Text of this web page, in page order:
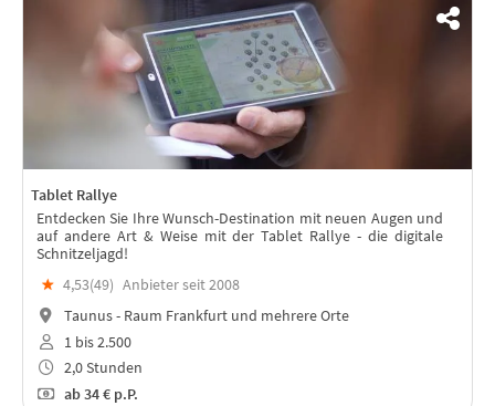
Tablet Rallye
Entdecken Sie Ihre Wunsch-Destination mit neuen Augen und
auf andere Art & Weise mit der Tablet Rallye - die digitale
Schnitzeljagd!
★ 4,53(49) Anbieter seit 2008
Taunus - Raum Frankfurt und mehrere Orte
1 bis 2.500
2,0 Stunden
ab34 € p.P.